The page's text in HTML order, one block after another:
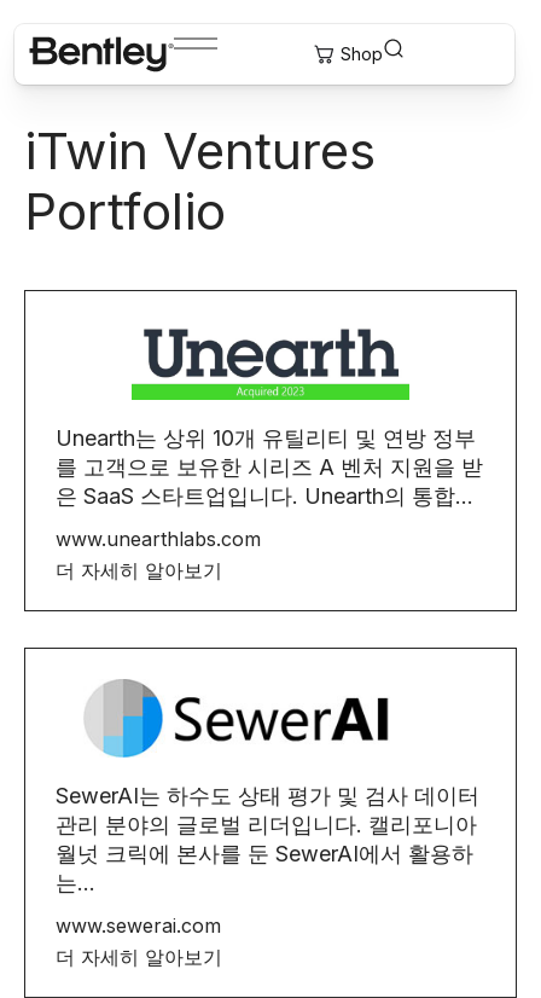
iTwin Ventures
Portfolio
Unearth는 상위 10개 유틸리티 및 연방 정부
를 고객으로 보유한 시리즈 A 벤처 지원을 받
은 SaaS 스타트업입니다. Unearth의 통합...
www.unearthlabs.com
더 자세히 알아보기
SewerAI는 하수도 상태 평가 및 검사 데이터
관리 분야의 글로벌 리더입니다. 캘리포니아
월넛 크릭에 본사를 둔 SewerAI에서 활용하
는...
www.sewerai.com
더 자세히 알아보기